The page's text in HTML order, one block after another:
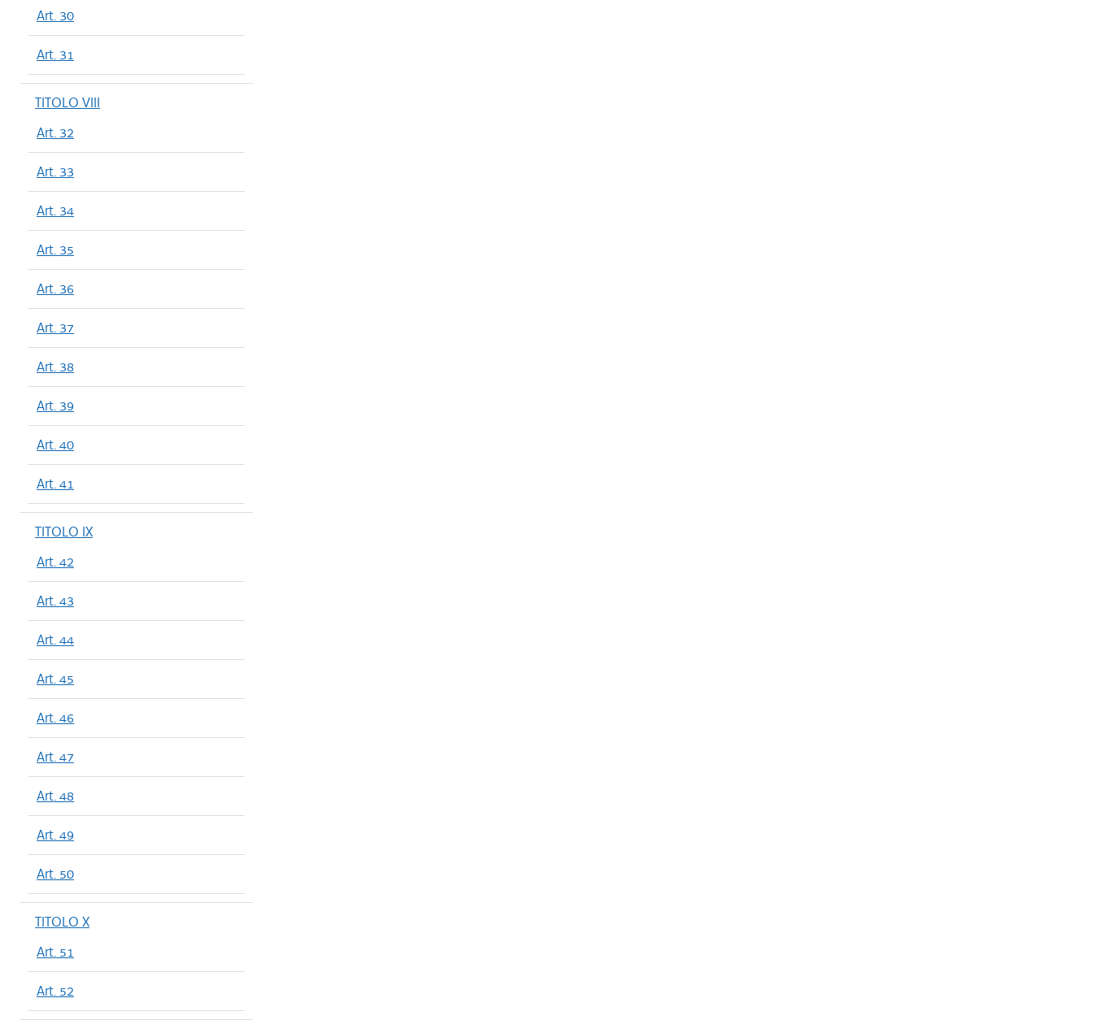
Art. 30
Art. 31
TITOLO VIII
Art. 32
Art. 33
Art. 34
Art. 35
Art. 36
Art. 37
Art. 38
Art. 39
Art. 40
Art. 41
TITOLO IX
Art. 42
Art. 43
Art. 44
Art. 45
Art. 46
Art. 47
Art. 48
Art. 49
Art. 50
TITOLO X
Art. 51
Art. 52